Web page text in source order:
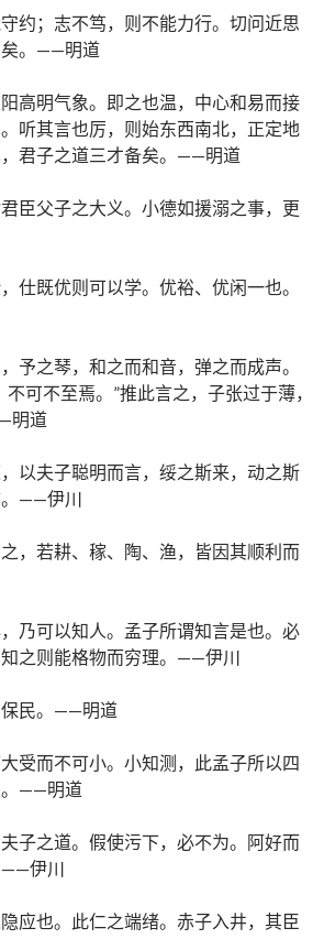
约；志不笃，则不能力行。切问近思
矣。——明道
高明气象。即之也温，中心和易而接
听其言也厉，则始东西南北，正定地
君子之道三才备矣。——明道
臣父子之大义。小德如援溺之事，更
仕既优则可以学。优裕、优闲一也。
予之琴，和之而和音，弹之而成声。
可不至焉。”推此言之，子张过于薄，
明道
以夫子聪明而言，绥之斯来，动之斯
。——伊川
，若耕、稼、陶、渔，皆因其顺利而
乃可以知人。孟子所谓知言是也。必
之则能格物而穷理。——伊川
保民。——明道
受而不可小。小知测，此孟子所以四
。——明道
子之道。假使污下，必不为。阿好而
——伊川
应也。此仁之端绪。赤子入井，其臣